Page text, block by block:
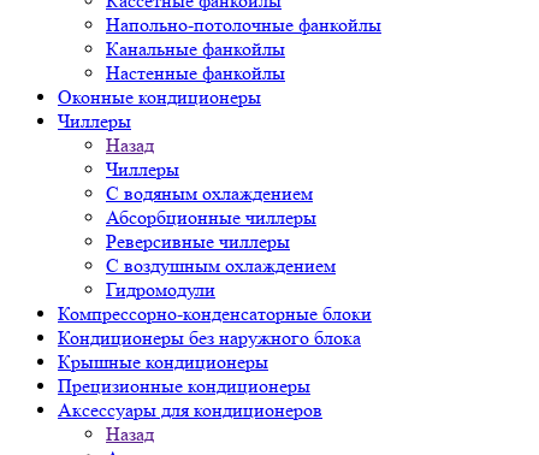
Напольно-потолочные фанкойлы
Канальные фанкойлы
Настенные фанкойлы
Оконные кондиционеры
Чиллеры
Назад
Чиллеры
С водяным охлаждением
Абсорбционные чиллеры
Реверсивные чиллеры
С воздушным охлаждением
Гидромодули
Компрессорно-конденсаторные блоки
Кондиционеры без наружного блока
Крышные кондиционеры
Прецизионные кондиционеры
Аксессуары для кондиционеров
Назад